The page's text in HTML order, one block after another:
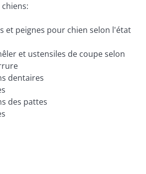
et peignes pour chien selon l'état
et ustensiles de coupe selon
dentaires
des pattes